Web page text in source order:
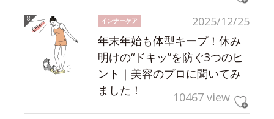
2025/12/25
インナーケア
年末年始も体型キープ！休み
明けの“ドキッ”を防ぐ3つのヒ
ント｜美容のプロに聞いてみ
ました！
10467 view